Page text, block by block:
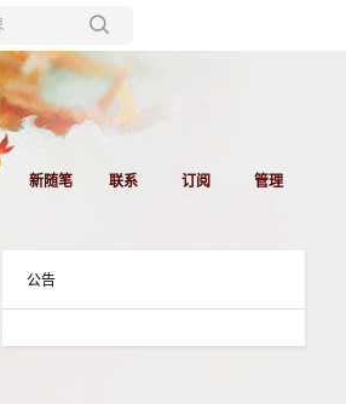
所有博客
当前博客
新随笔 联系 订阅 管理
公告